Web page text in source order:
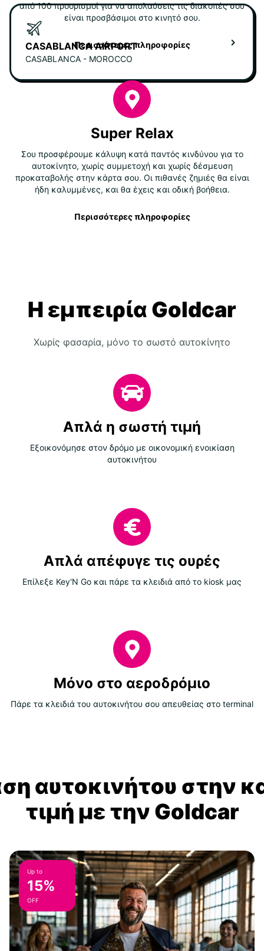
CASABLANCA AIRPORT
CASABLANCA - MOROCCO
από 100 προορισμοί για να απολαύσεις τις διακοπές σου
είναι προσβάσιμοι στο κινητό σου.
Περισσότερες πληροφορίες
Super Relax
Σου προσφέρουμε κάλυψη κατά παντός κινδύνου για το
αυτοκίνητο, χωρίς συμμετοχή και χωρίς δέσμευση
προκαταβολής στην κάρτα σου. Οι πιθανές ζημιές θα είναι
ήδη καλυμμένες, και θα έχεις και οδική βοήθεια.
Περισσότερες πληροφορίες
Η εμπειρία Goldcar
Χωρίς φασαρία, μόνο το σωστό αυτοκίνητο
Απλά η σωστή τιμή
Εξοικονόμησε στον δρόμο με οικονομική ενοικίαση
αυτοκινήτου
Απλά απέφυγε τις ουρές
Επίλεξε Key'N Go και πάρε τα κλειδιά από το kiosk μας
Μόνο στο αεροδρόμιο
Πάρε τα κλειδιά του αυτοκινήτου σου απευθείας στο terminal
αυτοκινήτου στην
τιμή με την Goldcar
Up to
15%
OFF